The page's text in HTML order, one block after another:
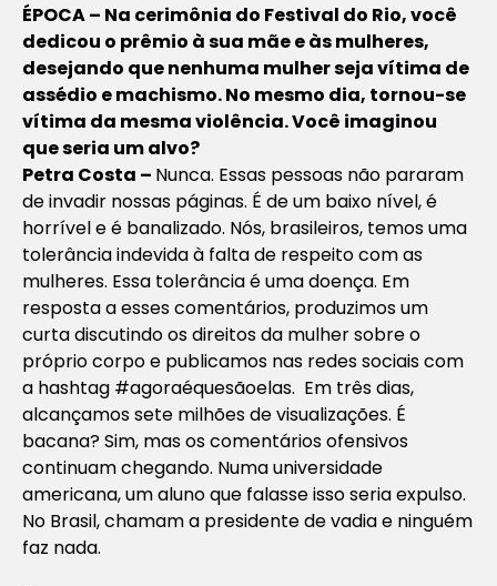
ÉPOCA – Na cerimônia do Festival do Rio, você
dedicou o prêmio à sua mãe e às mulheres,
desejando que nenhuma mulher seja vítima de
assédio e machismo. No mesmo dia, tornou-se
vítima da mesma violência. Você imaginou
que seria um alvo?
Petra Costa – Nunca. Essas pessoas não pararam
de invadir nossas páginas. É de um baixo nível, é
horrível e é banalizado. Nós, brasileiros, temos uma
tolerância indevida à falta de respeito com as
mulheres. Essa tolerância é uma doença. Em
resposta a esses comentários, produzimos um
curta discutindo os direitos da mulher sobre o
próprio corpo e publicamos nas redes sociais com
a hashtag #agoraéquesãoelas. Em três dias,
alcançamos sete milhões de visualizações. É
bacana? Sim, mas os comentários ofensivos
continuam chegando. Numa universidade
americana, um aluno que falasse isso seria expulso.
No Brasil, chamam a presidente de vadia e ninguém
faz nada.